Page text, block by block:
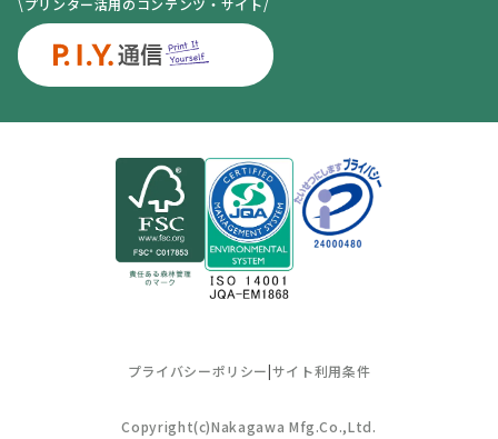
\プリンター活用のコンテンツ・サイト/
Copyright(c)Nakagawa Mfg.Co.,Ltd.
プライバシーポリシー|サイト利用条件